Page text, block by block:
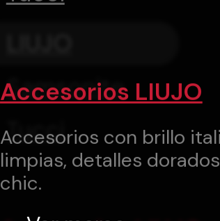
Samsonite
Tucci
Accesorios LIUJO
Accesorios con brillo
limpias, detalles
chic.